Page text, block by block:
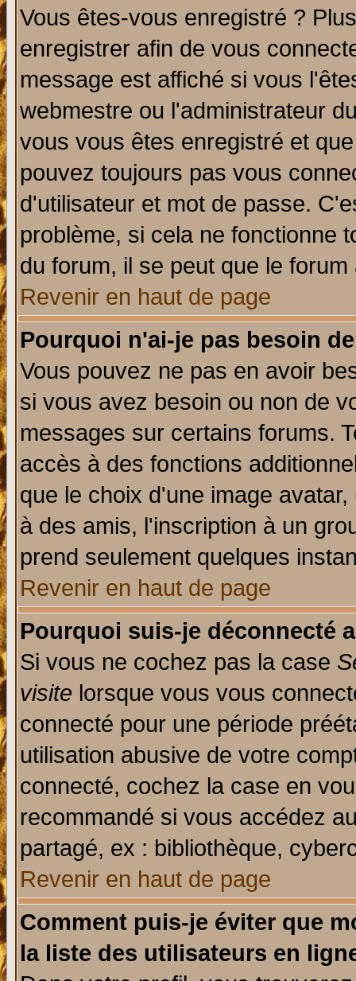
Vous êtes-vous enregistré ?
enregistrer afin de vous
message est affiché si vous
webmestre ou l'administrateur
vous vous êtes enregistré et
pouvez toujours pas vous
d'utilisateur et mot de passe.
problème, si cela ne fonctionne
du forum, il se peut que le
Revenir en haut de page
Pourquoi n'ai-je pas besoin
Vous pouvez ne pas en avoir
si vous avez besoin ou non de
messages sur certains forums.
accès à des fonctions
que le choix d'une image
à des amis, l'inscription à un
prend seulement quelques
Revenir en haut de page
Pourquoi suis-je déconnecté
Si vous ne cochez pas la case
visite lorsque vous vous
connecté pour une période
utilisation abusive de votre
connecté, cochez la case en
recommandé si vous accédez
partagé, ex : bibliothèque,
Revenir en haut de page
Comment puis-je éviter que
la liste des utilisateurs en